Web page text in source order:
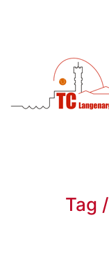
Tag /